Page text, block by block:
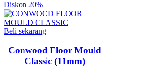
Diskon 20%
Beli sekarang
Conwood Floor Mould
Classic (11mm)